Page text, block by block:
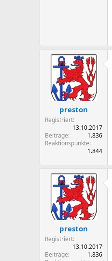
preston
Registriert
13.10.2017
Beiträge
1.836
Reaktionspunkte
1.844
preston
Registriert
13.10.2017
Beiträge
1.836